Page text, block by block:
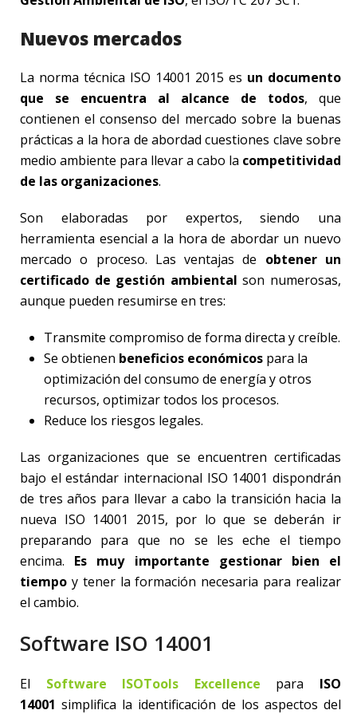
Nuevos mercados
La norma técnica ISO 14001 2015 es un documento
que se encuentra al alcance de todos, que
contienen el consenso del mercado sobre la buenas
prácticas a la hora de abordad cuestiones clave sobre
medio ambiente para llevar a cabo la competitividad
de las organizaciones.
Son elaboradas por expertos, siendo una
herramienta esencial a la hora de abordar un nuevo
mercado o proceso. Las ventajas de obtener un
certificado de gestión ambiental son numerosas,
aunque pueden resumirse en tres:
Transmite compromiso de forma directa y creíble.
Se obtienen beneficios económicos para la
optimización del consumo de energía y otros
recursos, optimizar todos los procesos.
Reduce los riesgos legales.
Las organizaciones que se encuentren certificadas
bajo el estándar internacional ISO 14001 dispondrán
de tres años para llevar a cabo la transición hacia la
nueva ISO 14001 2015, por lo que se deberán ir
preparando para que no se les eche el tiempo
encima. Es muy importante gestionar bien el
tiempo y tener la formación necesaria para realizar
el cambio.
Software ISO 14001
El Software ISOTools Excellence para ISO
14001 simplifica la identificación de los aspectos del